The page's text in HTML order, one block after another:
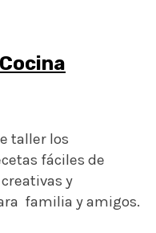
taller los
fáciles de
y
familia y amigos.